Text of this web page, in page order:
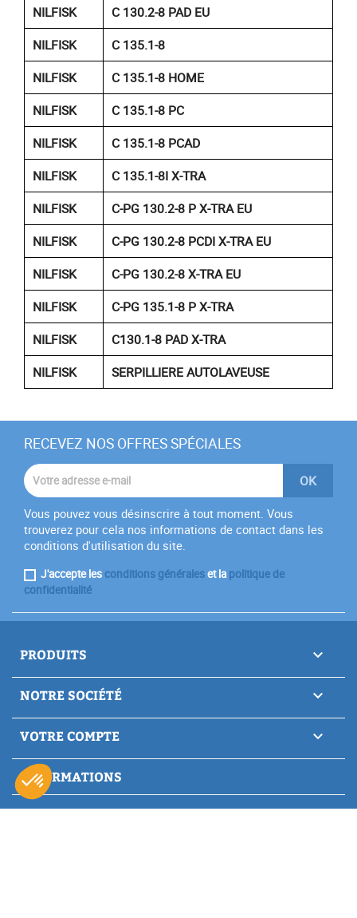
NILFISK
C 130.2-8 PAD EU
NILFISK
C 135.1-8
NILFISK
C 135.1-8 HOME
NILFISK
C 135.1-8 PC
NILFISK
C 135.1-8 PCAD
NILFISK
C 135.1-8I X-TRA
NILFISK
C-PG 130.2-8 P X-TRA EU
NILFISK
C-PG 130.2-8 PCDI X-TRA EU
NILFISK
C-PG 130.2-8 X-TRA EU
NILFISK
C-PG 135.1-8 P X-TRA
NILFISK
C130.1-8 PAD X-TRA
NILFISK
SERPILLIERE AUTOLAVEUSE
RECEVEZ NOS OFFRES SPÉCIALES
Vous pouvez vous désinscrire à tout moment. Vous
trouverez pour cela nos informations de contact dans les
conditions d'utilisation du site.
J'accepte les conditions généraleset lapolitique de
confidentialité
PRODUITS 
NOTRE SOCIÉTÉ 
VOTRE COMPTE 
INFORMATIONS